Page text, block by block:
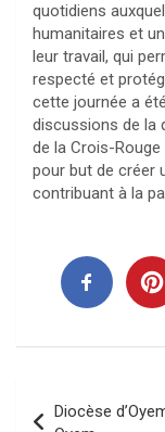
quotidiens
humanitaires et
leur travail, qui
respecté et
cette journée a
discussions de la
de la Crois-
pour but de créer
contribuant à la
Diocèse